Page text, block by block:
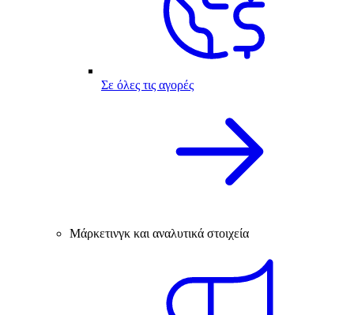
Σε όλες τις αγορές
Μάρκετινγκ και αναλυτικά στοιχεία